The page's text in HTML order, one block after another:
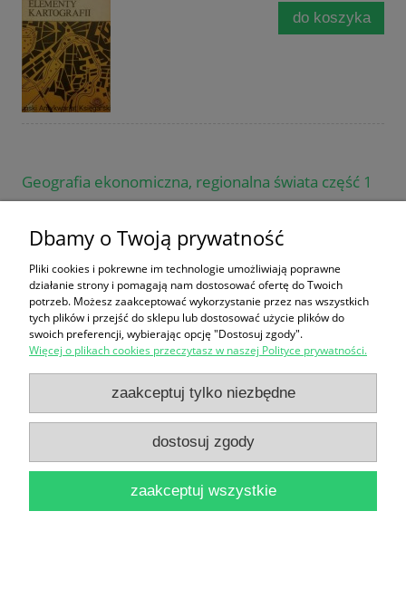
do koszyka
Geografia ekonomiczna, regionalna świata część 1
Olszewski
16,90 zł
do koszyka
Ameryka / Lucjan Kubiatowicz
Dbamy o Twoją prywatność
Pliki cookies i pokrewne im technologie umożliwiają poprawne
działanie strony i pomagają nam dostosować ofertę do Twoich
potrzeb. Możesz zaakceptować wykorzystanie przez nas wszystkich
tych plików i przejść do sklepu lub dostosować użycie plików do
swoich preferencji, wybierając opcję "Dostosuj zgody".
Więcej o plikach cookies przeczytasz w naszej Polityce prywatności.
zaakceptuj tylko niezbędne
dostosuj zgody
zaakceptuj wszystkie